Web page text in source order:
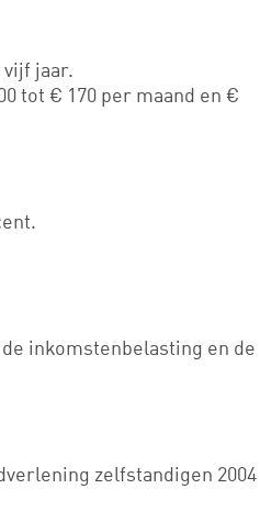
jaar.
tot € 170 per maand en €
inkomstenbelasting en de
zelfstandigen 2004